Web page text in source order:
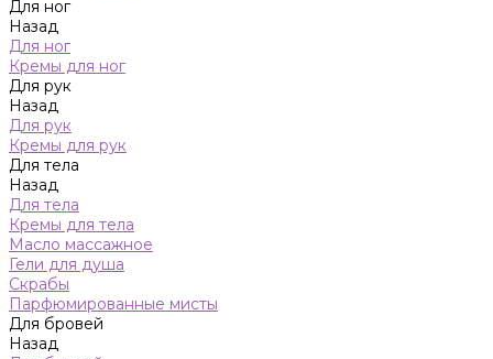
Для ног
Назад
Для ног
Кремы для ног
Для рук
Назад
Для рук
Кремы для рук
Для тела
Назад
Для тела
Кремы для тела
Масло массажное
Гели для душа
Скрабы
Парфюмированные мисты
Для бровей
Назад